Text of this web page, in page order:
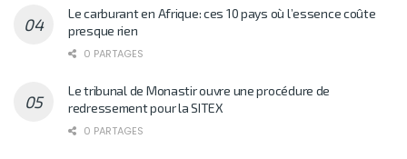
Le carburant en Afrique: ces 10 pays où l’essence coûte
presque rien
0 PARTAGES
Le tribunal de Monastir ouvre une procédure de
redressement pour la SITEX
0 PARTAGES